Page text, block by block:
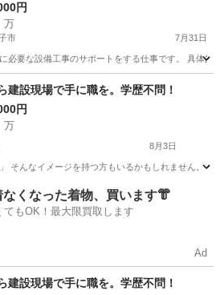
円
万
市 7月31日
必要な設備工事のサポートをする仕事です。 具体
建設現場で手に職を。学歴不問！
円
万
8月3日
そんなイメージを持つ方もいるかもしれません。
なくなった着物、買います👘
てもOK！最大限買取します
Ad
建設現場で手に職を。学歴不問！